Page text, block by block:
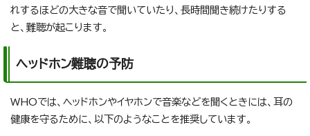
れするほどの大きな音で聞いていたり、長時間聞き続けたりする
と、難聴が起こります。
ヘッドホン難聴の予防
WHOでは、ヘッドホンやイヤホンで音楽などを聞くときには、耳の
健康を守るために、以下のようなことを推奨しています。